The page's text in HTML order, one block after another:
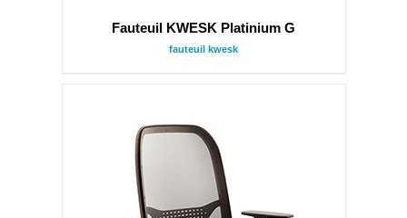
Fauteuil KWESK Platinium G
fauteuil kwesk